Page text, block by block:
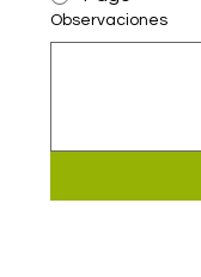
Observaciones